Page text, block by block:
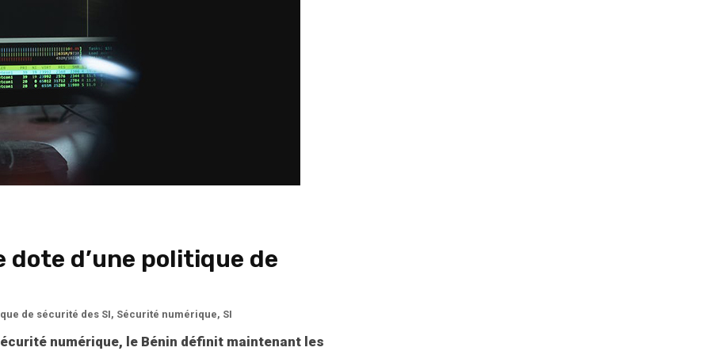
d’une politique de
de sécurité des SI, Sécurité numérique, SI
numérique, le Bénin définit maintenant les